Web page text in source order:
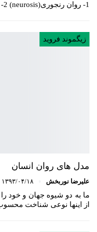
1- روان رنجوری(neurosis) 2- روان پریشی (psychosis) 3-…
زیگموند فروید
مدل های روان انسان
علیرضا نوربخش ۱۳۹۳/۰۴/۱۸
ما به دو شیوه جهان و خود
از اینها نوعی شناخت